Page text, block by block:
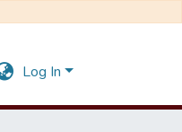
Log In